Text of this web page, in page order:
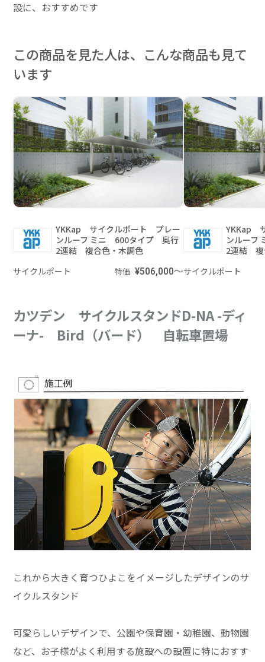
設に、おすすめです
この商品を見た人は、こんな商品も見て
います
YKKap サイクルポート プレー
ンルーフ ミニ 600タイプ 奥行
2連結 複合色・木調色
サイクルポート
特価 ¥506,000～
YKKap
ンルー
2連結 複
サイクルポート
カツデン サイクルスタンドD-NA -ディ
ーナ- Bird（バード） 自転車置場
これから大きく育つひよこをイメージしたデザインのサ
イクルスタンド
可愛らしいデザインで、公園や保育園・幼稚園、動物園
など、お子様がよく利用する施設への設置に特におすす